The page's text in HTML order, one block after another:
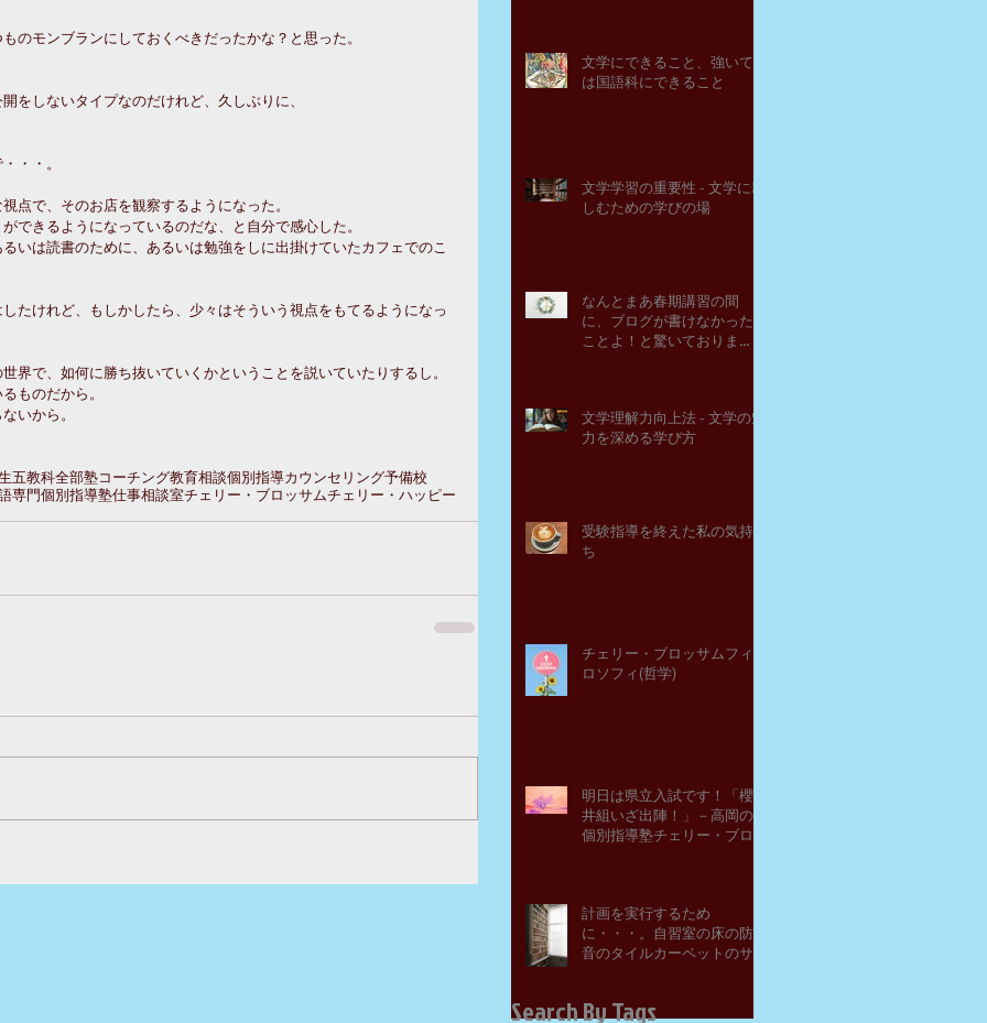
のモンブランにしておくべきだったかな？と思った。
をしないタイプなのだけれど、久しぶりに、
・・。
点で、そのお店を観察するようになった。
できるようになっているのだな、と自分で感心した。
いは読書のために、あるいは勉強をしに出掛けていたカフェでのこ
たけれど、もしかしたら、少々はそういう視点をもてるようになっ
界で、如何に勝ち抜いていくかということを説いていたりするし。
ものだから。
いから。
五教科全部塾コーチング教育相談個別指導カウンセリング予備校
専門個別指導塾仕事相談室チェリー・ブロッサムチェリー・ハッピー
文学にできること、強いて
は国語科にできること
文学学習の重要性 - 文学に親
しむための学びの場
なんとまあ春期講習の間
に、ブログが書けなかった
ことよ！と驚いておりま
文学理解力向上法 - 文学の魅
力を深める学び方
受験指導を終えた私の気持
ち
チェリー・ブロッサムフィ
ロソフィ(哲学)
明日は県立入試です！「櫻
井組いざ出陣！」－高岡の
個別指導塾チェリー・ブロ
計画を実行するため
に・・・。自習室の床の防
音のタイルカーペットのサ
塾チェリー・ブロッサム
Search By Tags